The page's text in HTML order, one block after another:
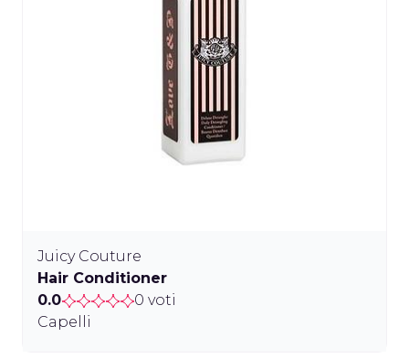
Juicy Couture
Hair Conditioner
0.0
0 voti
Capelli